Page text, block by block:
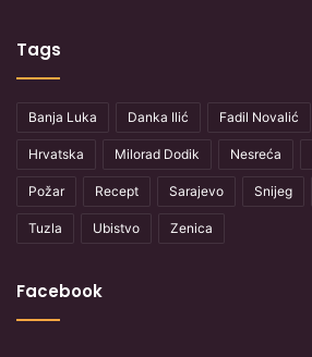
Tags
Banja Luka Danka Ilić Fadil Novalić
Hrvatska Milorad Dodik Nesreća
Požar Recept Sarajevo Snijeg
Tuzla Ubistvo Zenica
Facebook